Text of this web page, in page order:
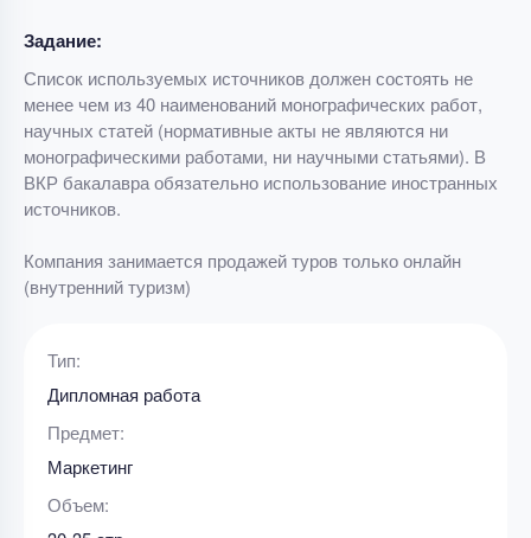
Задание:
Список используемых источников должен состоять не
менее чем из 40 наименований монографических работ,
научных статей (нормативные акты не являются ни
монографическими работами, ни научными статьями). В
ВКР бакалавра обязательно использование иностранных
источников.
Компания занимается продажей туров только онлайн
(внутренний туризм)
Тип:
Дипломная работа
Предмет:
Маркетинг
Объем: